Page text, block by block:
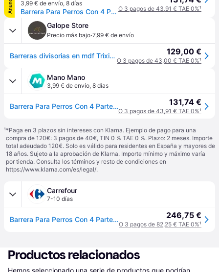
Anuncio
3,99 € de envío, 8 días
Barrera Para Perros Con 4 Partes Mdf Blanco 60-160 Cm Trixie O 3 pagos de 43,91 € TAE 0%¹
Galope Store
Precio más bajo·7,99 € de envío
Barreras divisorias en mdf Trixie - Blanc 129,00 €
O 3 pagos de 43,00 € TAE 0%¹
Mano Mano
3,99 € de envío, 8 días
Barrera Para Perros Con 4 Partes Mdf Blanco 60-160 Cm Trixie 131,74 €
O 3 pagos de 43,91 € TAE 0%¹
¹*Paga en 3 plazos sin intereses con Klarna. Ejemplo de pago para una
compra de 120€: 3 pagos de 40€, TIN 0 % TAE 0 %. Plazo: 2 meses. Importe
total adeudado 120€. Solo es válido para residentes en España y mayores de
18 años. Sujeto a la aprobación de Klarna. Importe mínimo y máximo varía
por tienda. Consulta los términos y resto de condiciones en
https://www.klarna.com/es/legal/.
Carrefour
7-10 días
Barrera Para Perros Con 4 Partes Mdf Blanco 60-160 Cm Trixie 246,75 €
O 3 pagos de 82,25 € TAE 0%¹
Productos relacionados
Hemos seleccionado una serie de productos que podrían